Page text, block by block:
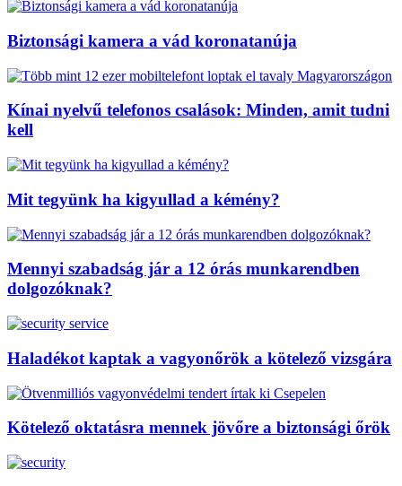
Biztonsági kamera a vád koronatanúja
Kínai nyelvű telefonos csalások: Minden, amit tudni
kell
Mit tegyünk ha kigyullad a kémény?
Mennyi szabadság jár a 12 órás munkarendben
dolgozóknak?
Haladékot kaptak a vagyonőrök a kötelező vizsgára
Kötelező oktatásra mennek jövőre a biztonsági őrök